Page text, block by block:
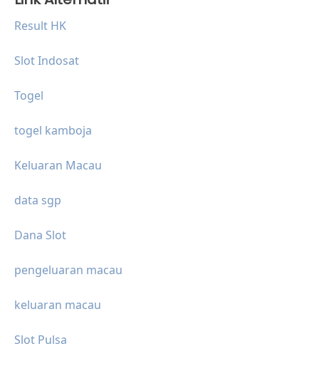
Result HK
Slot Indosat
Togel
togel kamboja
Keluaran Macau
data sgp
Dana Slot
pengeluaran macau
keluaran macau
Slot Pulsa